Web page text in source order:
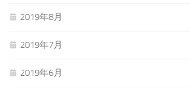
2019年8月
2019年7月
2019年6月